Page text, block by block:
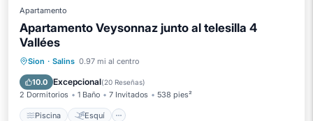
Apartamento
Apartamento Veysonnaz junto al telesilla 4
Vallées
Sion · Salins 0.97 mi al centro
10.0 Excepcional(20 Reseñas)
2 Dormitorios 1 Baño 7 Invitados 538 pies²
Piscina Esquí
Piscina Esquí
Cocina